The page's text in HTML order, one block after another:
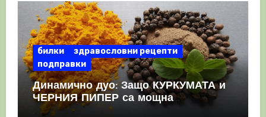
билки
здравословни рецепти
подправки
Динамично дуо: Защо КУРКУМАТА и
ЧЕРНИЯ ПИПЕР са мощна
комбинация